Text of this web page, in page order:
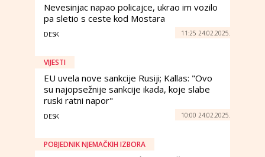
Nevesinjac napao policajce, ukrao im vozilo
pa sletio s ceste kod Mostara
DESK 11:25 24.02.2025.
VIJESTI
EU uvela nove sankcije Rusiji; Kallas: "Ovo
su najopsežnije sankcije ikada, koje slabe
ruski ratni napor"
DESK 10:00 24.02.2025.
POBJEDNIK NJEMAČKIH IZBORA